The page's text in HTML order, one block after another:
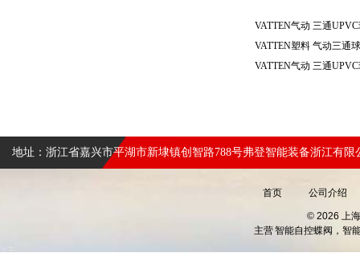
地址：浙江省嘉兴市平湖市新埭镇创智路788号弗登智能装备浙江有限
首页 公司介绍
© 2026 上
主营智能自控蝶阀，智